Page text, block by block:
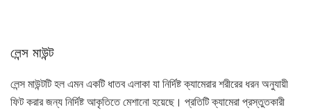
লেন্স মাউন্ট
লেন্স মাউন্টটি হল এমন একটি ধাতব এলাকা যা নির্দিষ্ট ক্যামেরার শরীরের ধরন অনুযায়ী
ফিট করার জন্য নির্দিষ্ট আকৃতিতে মেশানো হয়েছে। প্রতিটি ক্যামেরা প্রস্তুতকারী